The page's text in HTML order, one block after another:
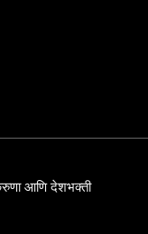
आणि देशभक्ती